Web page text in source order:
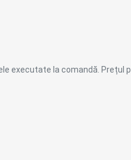
executate la comandă. Prețul